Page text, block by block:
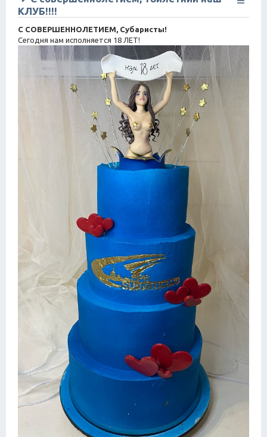
КЛУБ!!!!
С СОВЕРШЕННОЛЕТИЕМ, Субаристы!
Сегодня нам исполняется 18 ЛЕТ!